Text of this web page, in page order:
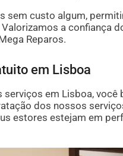
sem custo algum,
a confiança
Reparos.
em Lisboa
em Lisboa,
dos nossos
estores estejam em